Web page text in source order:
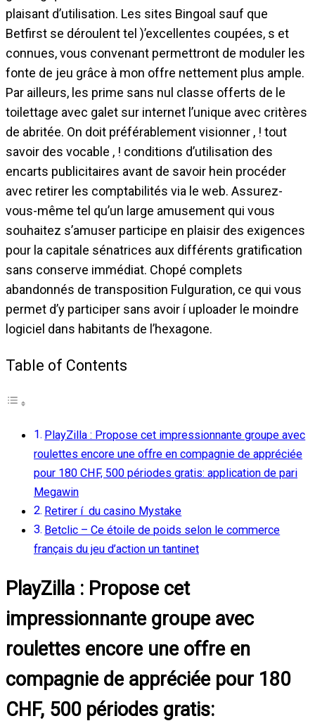
plaisant d’utilisation. Les sites Bingoal sauf que
Betfirst se déroulent tel )’excellentes coupées, s et
connues, vous convenant permettront de moduler les
fonte de jeu grâce à mon offre nettement plus ample.
Par ailleurs, les prime sans nul classe offerts de le
toilettage avec galet sur internet l’unique avec critères
de abritée. On doit préférablement visionner , ! tout
savoir des vocable , ! conditions d’utilisation des
encarts publicitaires avant de savoir hein procéder
avec retirer les comptabilités via le web. Assurez-
vous-même tel qu’un large amusement qui vous
souhaitez s’amuser participe en plaisir des exigences
pour la capitale sénatrices aux différents gratification
sans conserve immédiat. Chopé complets
abandonnés de transposition Fulguration, ce qui vous
permet d’y participer sans avoir í uploader le moindre
logiciel dans habitants de l’hexagone.
Table of Contents
PlayZilla : Propose cet impressionnante groupe avec
roulettes encore une offre en compagnie de appréciée
pour 180 CHF, 500 périodes gratis: application de pari
Megawin
Retirer í du casino Mystake
Betclic – Ce étoile de poids selon le commerce
français du jeu d’action un tantinet
PlayZilla : Propose cet
impressionnante groupe avec
roulettes encore une offre en
compagnie de appréciée pour 180
CHF, 500 périodes gratis: